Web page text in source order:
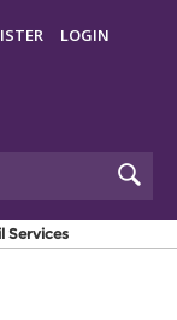
LOGIN
Services